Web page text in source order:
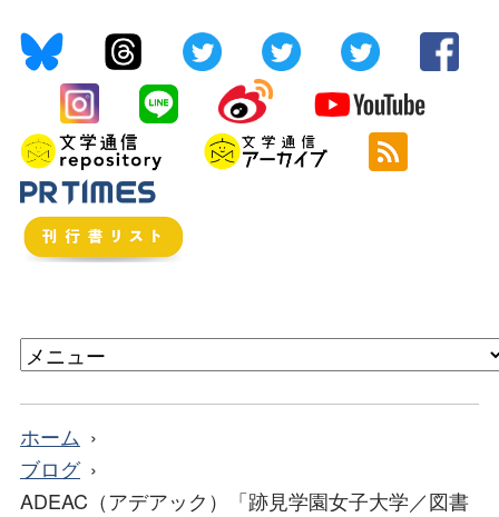
ホーム
ブログ
ADEAC（アデアック）「跡見学園女子大学／図書